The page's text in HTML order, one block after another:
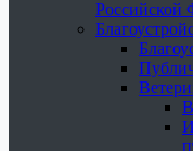
Российской